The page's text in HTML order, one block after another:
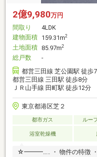
2億9,980万円
間取り
4LDK
建物面積 159.31m2
土地面積 85.97m2
総戸数
-
都営三田線 芝公園駅 徒歩
都営三田線 三田駅 徒歩8分
ＪＲ山手線 田町駅 徒歩12分
東京都港区芝２
都市ガス ルー
浴室乾燥機
☆━━━…‥ ・ 物件の特徴